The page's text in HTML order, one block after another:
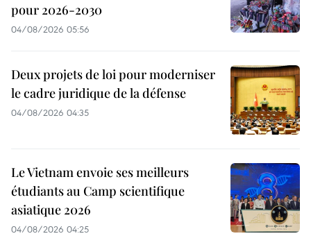
pour 2026-2030
04/08/2026 05:56
Deux projets de loi pour moderniser
le cadre juridique de la défense
04/08/2026 04:35
Le Vietnam envoie ses meilleurs
étudiants au Camp scientifique
asiatique 2026
04/08/2026 04:25